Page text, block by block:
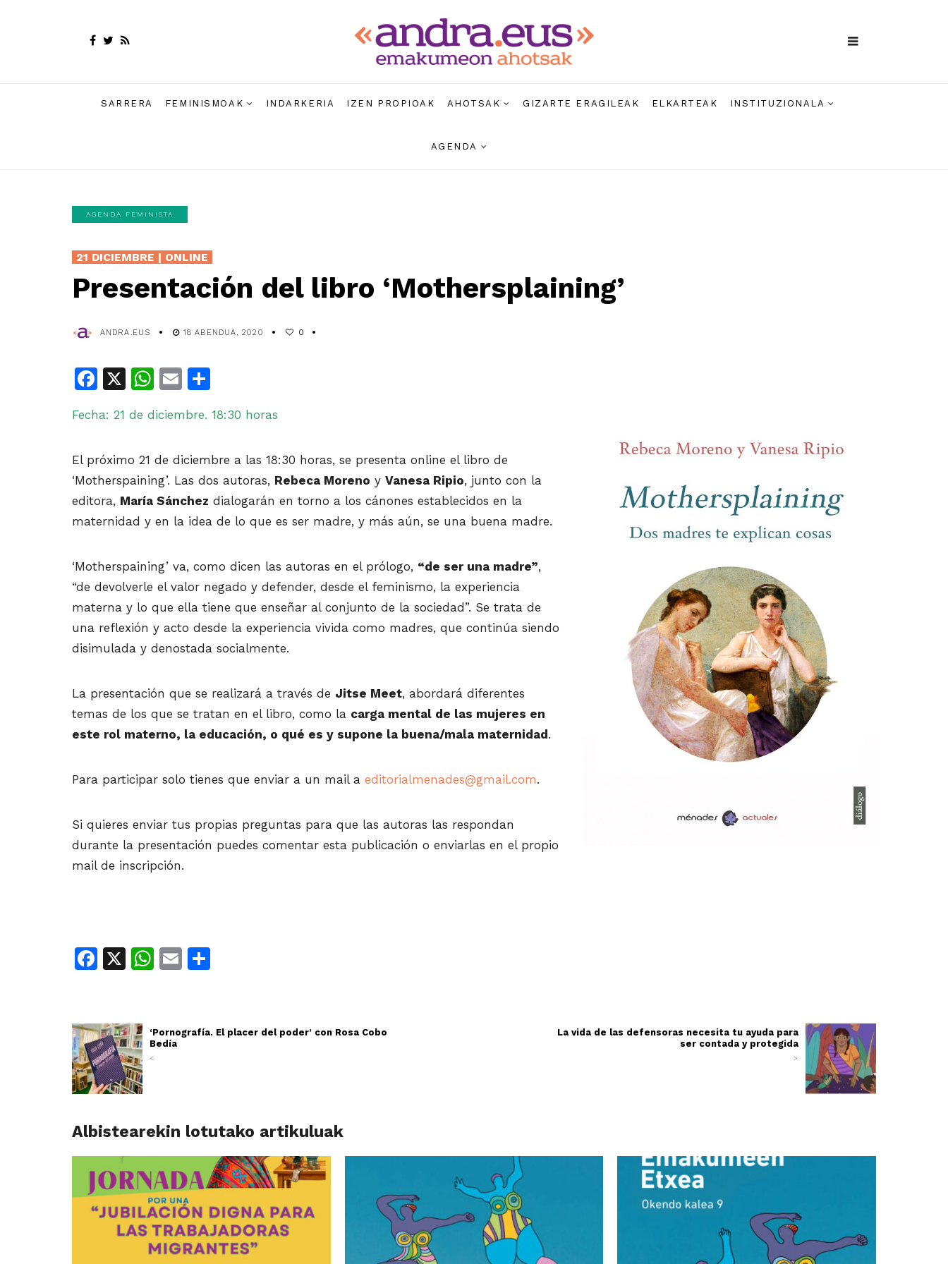
SARRERA FEMINISMOAK INDARKERIA IZEN PROPIOAK AHOTSAK GIZARTE ERAGILEAK ELKARTEAK INSTITUZIONALA
AGENDA
AGENDA FEMINISTA
21 DICIEMBRE | ONLINE
Presentación del libro ‘Mothersplaining’
ANDRA.EUS 18 ABENDUA, 2020 0
Facebook
X WhatsApp
Email
Fecha: 21 de diciembre. 18:30 horas
El próximo 21 de diciembre a las 18:30 horas, se presenta online el libro de
‘Motherspaining’. Las dos autoras, Rebeca Moreno y Vanesa Ripio, junto con la
editora, María Sánchez dialogarán en torno a los cánones establecidos en la
maternidad y en la idea de lo que es ser madre, y más aún, se una buena madre.
‘Motherspaining’ va, como dicen las autoras en el prólogo, “de ser una madre”,
“de devolverle el valor negado y defender, desde el feminismo, la experiencia
materna y lo que ella tiene que enseñar al conjunto de la sociedad”. Se trata de
una reflexión y acto desde la experiencia vivida como madres, que continúa siendo
disimulada y denostada socialmente.
La presentación que se realizará a través de Jitse Meet, abordará diferentes
temas de los que se tratan en el libro, como la carga mental de las mujeres en
este rol materno, la educación, o qué es y supone la buena/mala maternidad .
Para participar solo tienes que enviar a un mail a editorialmenades@gmail.com.
Si quieres enviar tus propias preguntas para que las autoras las respondan
durante la presentación puedes comentar esta publicación o enviarlas en el propio
mail de inscripción.
Facebook
X WhatsApp
Email
‘Pornografía. El placer del poder’ con Rosa Cobo
Bedía
<
La vida de las defensoras necesita tu ayuda para
ser contada y protegida
>
Albistearekin lotutako artikuluak